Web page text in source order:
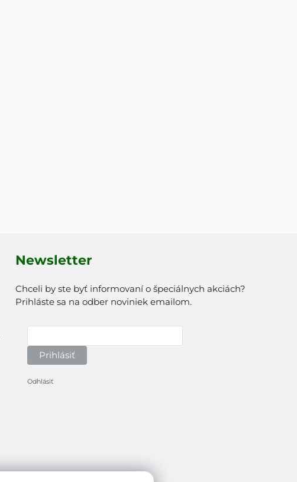
Newsletter
Chceli by ste byť informovaní o špeciálnych akciách?
Prihláste sa na odber noviniek emailom.
Prihlásiť
Odhlásiť